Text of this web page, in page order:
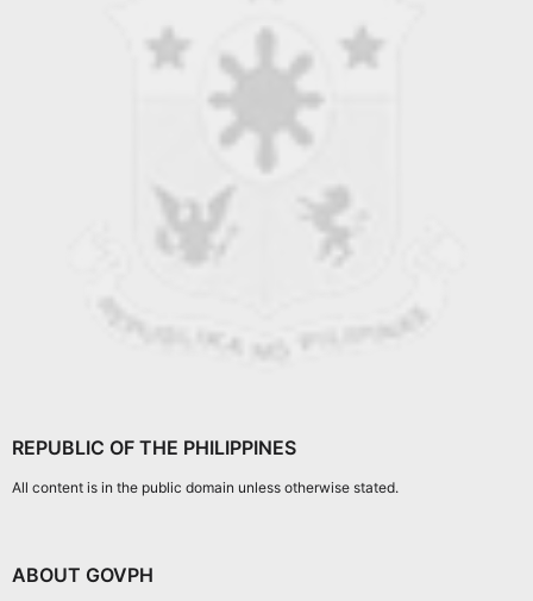
REPUBLIC OF THE PHILIPPINES
All content is in the public domain unless otherwise stated.
ABOUT GOVPH